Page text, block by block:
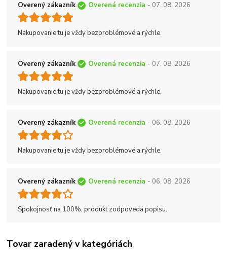
Overený zákazník Overená recenzia - 07. 08. 2026
Nakupovanie tu je vždy bezproblémové a rýchle.
Overený zákazník Overená recenzia - 07. 08. 2026
Nakupovanie tu je vždy bezproblémové a rýchle.
Overený zákazník Overená recenzia - 06. 08. 2026
Nakupovanie tu je vždy bezproblémové a rýchle.
Overený zákazník Overená recenzia - 06. 08. 2026
Spokojnosť na 100%, produkt zodpovedá popisu.
Tovar zaradený v kategóriách